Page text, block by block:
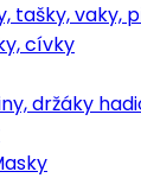
tašky, vaky,
cívky
držáky